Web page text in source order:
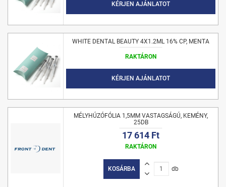
KÉRJEN AJÁNLATOT
WHITE DENTAL BEAUTY 4X1.2ML 16% CP, MENTA
RAKTÁRON
KÉRJEN AJÁNLATOT
MÉLYHÚZÓFÓLIA 1,5MM VASTAGSÁGÚ, KEMÉNY,
25DB
17 614 Ft
RAKTÁRON
KOSÁRBA db